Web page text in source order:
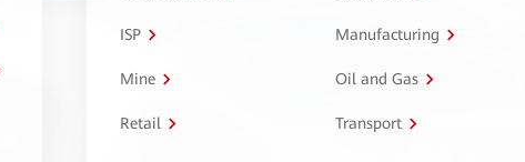
ISP Manufacturing
Mine Oil and Gas
Retail Transport